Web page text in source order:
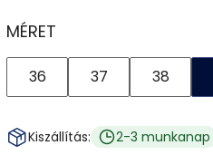
MÉRET
36 37 38
Kiszállítás:
2-3 munkanap